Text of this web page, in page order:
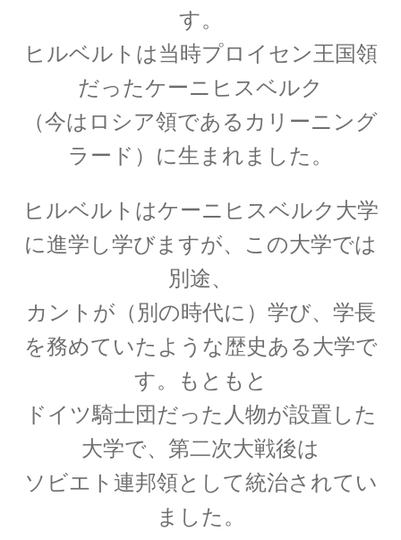
レンツ_Heinrich Friedrich Emil Lenz
【変動磁場_誘導
起電力を法則化】
受勲について
【イギリスの叙勲・など】
A・A・マイケルソン
【稀代の実験｜エーテルを想定した
干渉実験を実施】
A・H・ルイ・フィゾー
す。
ヒルベルトは当時プロイセン王国領
だったケーニヒスベルク
（今はロシア領であるカリーニング
ラード）に生まれました。
ヒルベルトはケーニヒスベルク大学
に進学し学びますが、この大学では
別途、
カントが（別の時代に）学び、学長
を務めていたような歴史ある大学で
す。もともと
ドイツ騎士団だった人物が設置した
大学で、第二次大戦後は
ソビエト連邦領として統治されてい
ました。